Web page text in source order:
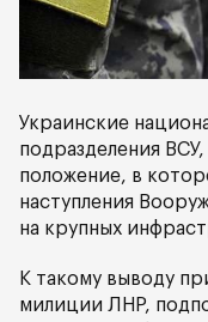
Украинские
подразделения
положение, в
наступления
на крупных
К такому выводу
милиции ЛНР,